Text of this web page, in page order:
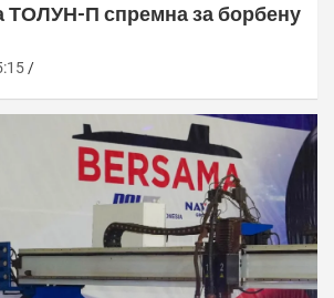
ТОЛУН-П спремна за борбену